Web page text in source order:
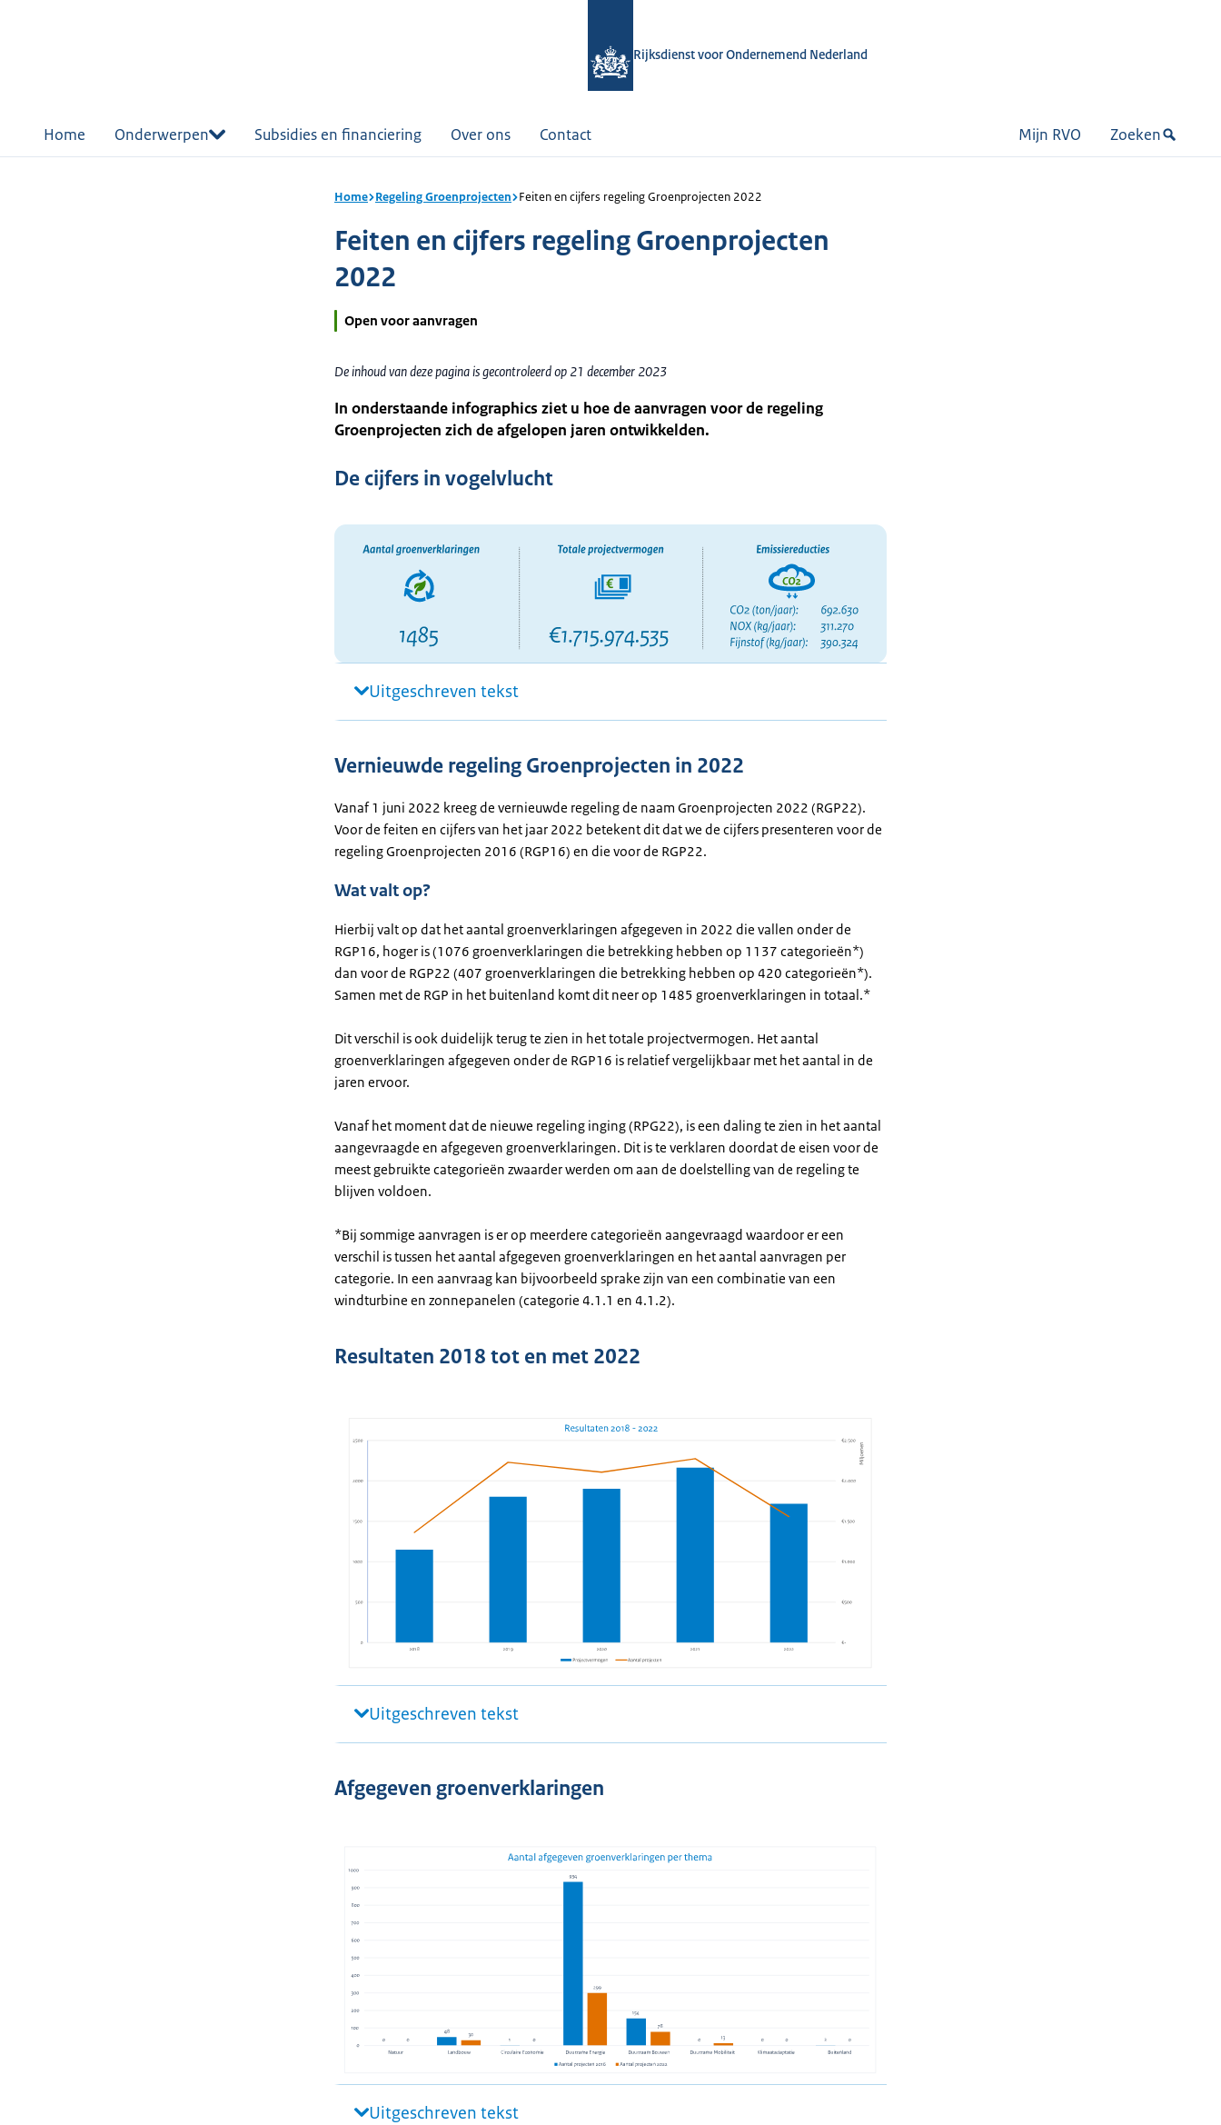
Rijksdienst voor Ondernemend Nederland
Home Onderwerpen Subsidies en financiering Over ons Contact Mijn RVO Zoeken
Home Regeling Groenprojecten Feiten en cijfers regeling Groenprojecten 2022
Feiten en cijfers regeling Groenprojecten
2022
Open voor aanvragen
De inhoud van deze pagina is gecontroleerd op 21 december 2023
In onderstaande infographics ziet u hoe de aanvragen voor de regeling
Groenprojecten zich de afgelopen jaren ontwikkelden.
De cijfers in vogelvlucht
Uitgeschreven tekst
Vernieuwde regeling Groenprojecten in 2022
Vanaf 1 juni 2022 kreeg de vernieuwde regeling de naam Groenprojecten 2022 (RGP22).
Voor de feiten en cijfers van het jaar 2022 betekent dit dat we de cijfers presenteren voor de
regeling Groenprojecten 2016 (RGP16) en die voor de RGP22.
Wat valt op?
Hierbij valt op dat het aantal groenverklaringen afgegeven in 2022 die vallen onder de
RGP16, hoger is (1076 groenverklaringen die betrekking hebben op 1137 categorieën*)
dan voor de RGP22 (407 groenverklaringen die betrekking hebben op 420 categorieën*).
Samen met de RGP in het buitenland komt dit neer op 1485 groenverklaringen in totaal.*
Dit verschil is ook duidelijk terug te zien in het totale projectvermogen. Het aantal
groenverklaringen afgegeven onder de RGP16 is relatief vergelijkbaar met het aantal in de
jaren ervoor.
Vanaf het moment dat de nieuwe regeling inging (RPG22), is een daling te zien in het aantal
aangevraagde en afgegeven groenverklaringen. Dit is te verklaren doordat de eisen voor de
meest gebruikte categorieën zwaarder werden om aan de doelstelling van de regeling te
blijven voldoen.
*Bij sommige aanvragen is er op meerdere categorieën aangevraagd waardoor er een
verschil is tussen het aantal afgegeven groenverklaringen en het aantal aanvragen per
categorie. In een aanvraag kan bijvoorbeeld sprake zijn van een combinatie van een
windturbine en zonnepanelen (categorie 4.1.1 en 4.1.2).
Resultaten 2018 tot en met 2022
Uitgeschreven tekst
Afgegeven groenverklaringen
Uitgeschreven tekst